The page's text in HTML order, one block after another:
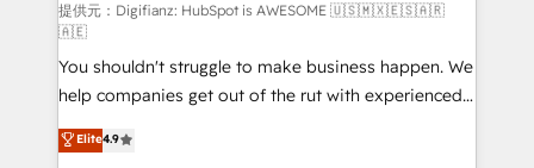
can support public sector companies as well the
other ones listed in our profile. Our services: -
HubSpot implementation - HubSpot CMS website
build We can do lots of things. But everything we do
is there for you to: - Grow revenue, and run your
business more efficiently - Build stronger
提供元：Digifianz: HubSpot is AWESOME 🇺🇸🇲🇽🇪🇸🇦🇷
🇦🇪
You shouldn't struggle to make business happen. We
help companies get out of the rut with experienced,
process-oriented teams implementing HubSpot
Marketing, Sales, Service, CMS and Operations Hub,
Elite4.9